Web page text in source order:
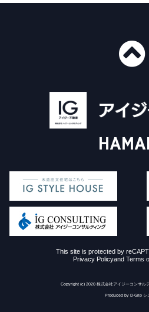
■免許番号
建設業許可 国土交通大臣許
宅地建物取引業 国土交通
アイジー不動産について
家探し+家づくり
価格査定・買取査定
施工事例
よくある質問
This site is protected by
Privacy Policyand Terms
Copyright (c) 2020 株式会社アイジーコンサル
Produced by D-Grip シ